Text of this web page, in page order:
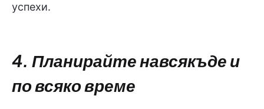
успехи.
4. Планирайте навсякъде и
по всяко време